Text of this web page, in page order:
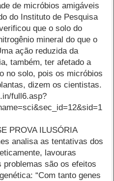
de micróbios amigáveis
do Instituto de Pesquisa
que o solo do
mineral do que o
ação reduzida da
também, ter afetado a
no solo, pois os micróbios
dizem os cientistas.
full6.asp?
PROVA ILUSÓRIA
analisa as tentativas dos
lavouras
são os efeitos
“Com tanto genes